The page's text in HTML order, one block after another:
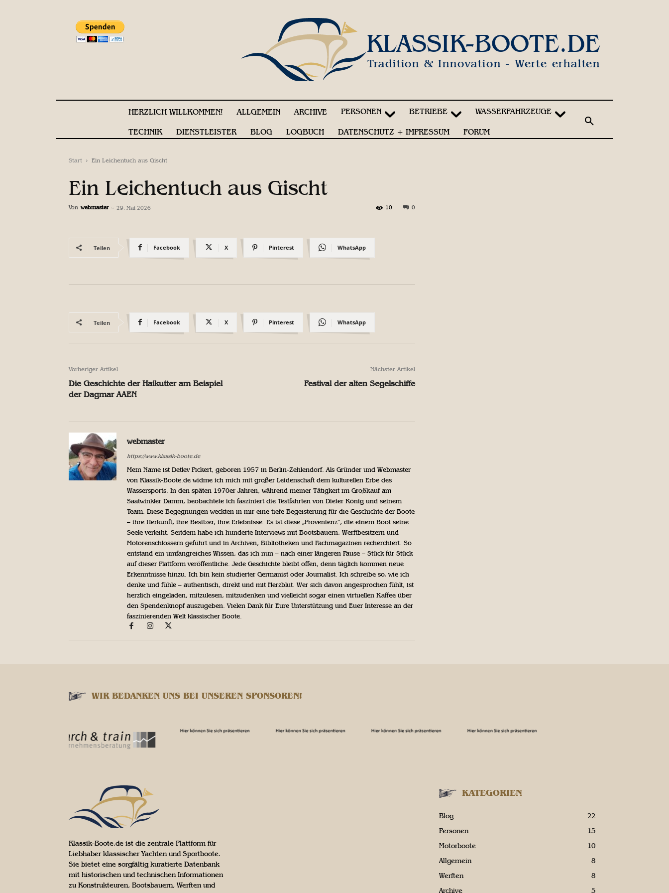
KLASSIK-BOOTE.DE
Tradition & Innovation - Werte erhalten
HERZLICH WILLKOMMEN! ALLGEMEIN ARCHIVE PERSONEN BETRIEBE WASSERFAHRZEUGE
TECHNIK DIENSTLEISTER BLOG LOGBUCH DATENSCHUTZ + IMPRESSUM FORUM
Start Ein Leichentuch aus Gischt
Ein Leichentuch aus Gischt
Von webmaster - 29. Mai 2026 0
10
Teilen Facebook X Pinterest WhatsApp
Teilen Facebook X Pinterest WhatsApp
Vorheriger Artikel
Die Geschichte der Haikutter am Beispiel
der Dagmar AAEN
Nächster Artikel
Festival der alten Segelschiffe
webmaster
https://www.klassik-boote.de
Mein Name ist Detlev Pickert, geboren 1957 in Berlin-Zehlendorf. Als Gründer und Webmaster
von Klassik-Boote.de widme ich mich mit großer Leidenschaft dem kulturellen Erbe des
Wassersports. In den späten 1970er Jahren, während meiner Tätigkeit im Großkauf am
Saatwinkler Damm, beobachtete ich fasziniert die Testfahrten von Dieter König und seinem
Team. Diese Begegnungen weckten in mir eine tiefe Begeisterung für die Geschichte der Boote
– ihre Herkunft, ihre Besitzer, ihre Erlebnisse. Es ist diese „Provenienz“, die einem Boot seine
Seele verleiht. Seitdem habe ich hunderte Interviews mit Bootsbauern, Werftbesitzern und
Motorenschlossern geführt und in Archiven, Bibliotheken und Fachmagazinen recherchiert. So
entstand ein umfangreiches Wissen, das ich nun – nach einer längeren Pause – Stück für Stück
auf dieser Plattform veröffentliche. Jede Geschichte bleibt offen, denn täglich kommen neue
Erkenntnisse hinzu. Ich bin kein studierter Germanist oder Journalist. Ich schreibe so, wie ich
denke und fühle – authentisch, direkt und mit Herzblut. Wer sich davon angesprochen fühlt, ist
herzlich eingeladen, mitzulesen, mitzudenken und vielleicht sogar einen virtuellen Kaffee über
den Spendenknopf auszugeben. Vielen Dank für Eure Unterstützung und Euer Interesse an der
faszinierenden Welt klassischer Boote.
WIR BEDANKEN UNS BEI UNSEREN SPONSOREN!
Klassik-Boote.de ist die zentrale Plattform für
Liebhaber klassischer Yachten und Sportboote.
Sie bietet eine sorgfältig kuratierte Datenbank
mit historischen und technischen Informationen
zu Konstrukteuren, Bootsbauern, Werften und
KATEGORIEN
Blog
22
Personen
15
Motorboote
10
Allgemein
8
Werften
8
Archive
5